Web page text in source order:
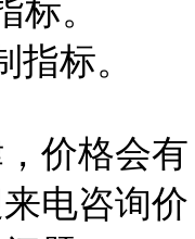
标。
标。
价格会有
电咨询价